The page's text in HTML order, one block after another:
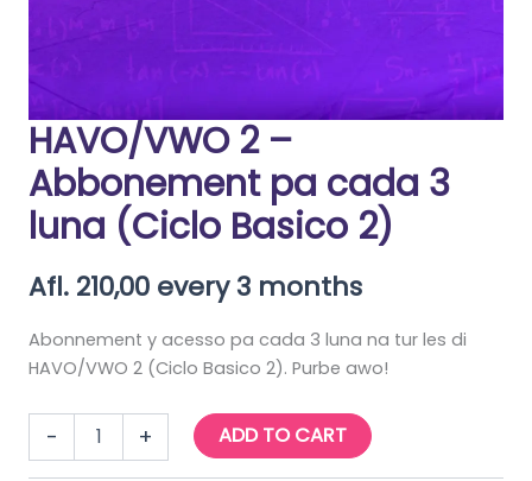
HAVO/VWO 2 –
Abbonement pa cada 3
luna (Ciclo Basico 2)
Afl. 210,00 every 3 months
Abonnement y acesso pa cada 3 luna na tur les di
HAVO/VWO 2 (Ciclo Basico 2). Purbe awo!
-
HAVO/VWO
+ ADD TO CART